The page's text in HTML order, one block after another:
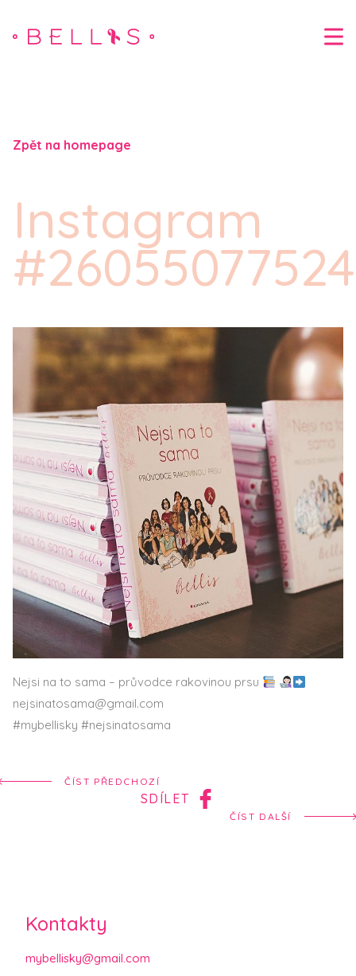
Zpět na homepage
Instagram
Nejsi na to sama – průvodce rakovinou prsu
nejsinatosama@gmail.com
#mybellisky #nejsinatosama
ČÍST PŘEDCHOZÍ
SDÍLET
ČÍST DALŠÍ
Kontakty
mybellisky@gmail.com